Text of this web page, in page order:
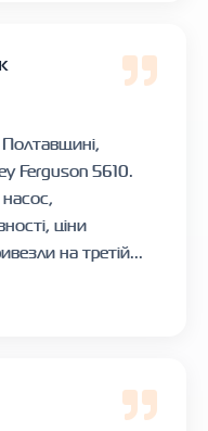
Ferguson 5610.
ціни
на третій...